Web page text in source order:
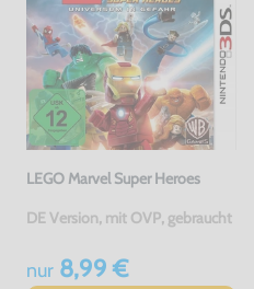
LEGO Marvel Super Heroes
DE Version, mit OVP, gebraucht
nur8,99 €